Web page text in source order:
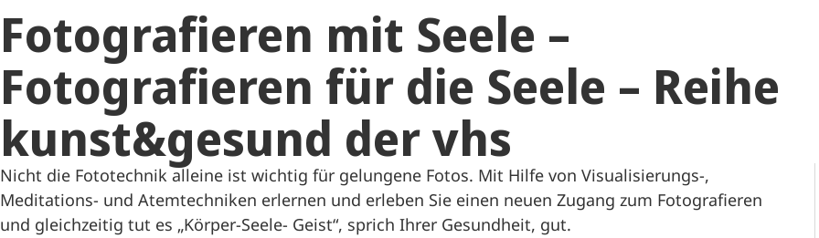
Fotografieren mit Seele –
Fotografieren für die Seele – Reihe
kunst&gesund der vhs
Nicht die Fototechnik alleine ist wichtig für gelungene Fotos. Mit Hilfe von Visualisierungs-,
Meditations- und Atemtechniken erlernen und erleben Sie einen neuen Zugang zum Fotografieren
und gleichzeitig tut es „Körper-Seele- Geist“, sprich Ihrer Gesundheit, gut.